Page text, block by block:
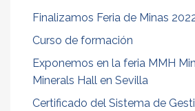
Finalizamos Feria de Minas
Curso de formación
Exponemos en la feria MMH
Minerals Hall en Sevilla
Certificado del Sistema de